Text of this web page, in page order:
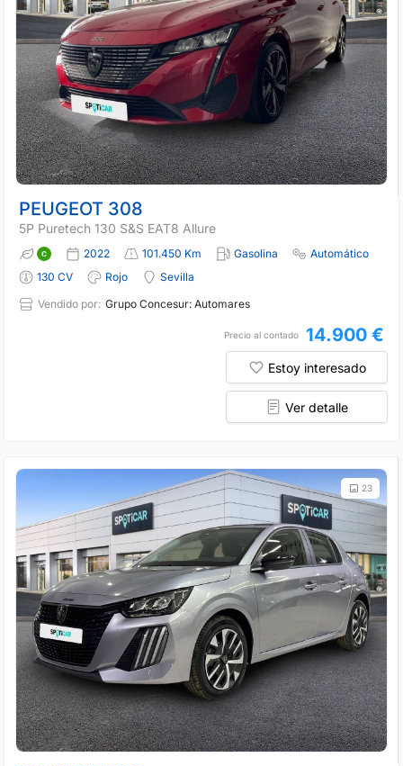
PEUGEOT 308
5P Puretech 130 S&S EAT8 Allure
2022 101.450 Km Gasolina
Automático
130 CV
Rojo
Sevilla
Vendido por: Grupo Concesur: Automares
Precio al contado 14.900 €
Estoy interesado
Ver detalle
23